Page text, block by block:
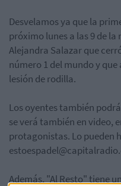
Desvelamos ya que la
próximo lunes a las 9 de
Alejandra Salazar que
número 1 del mundo y
lesión de rodilla.
Los oyentes también
se verá también en video,
protagonistas. Lo pueden
Además, "Al Resto" tiene